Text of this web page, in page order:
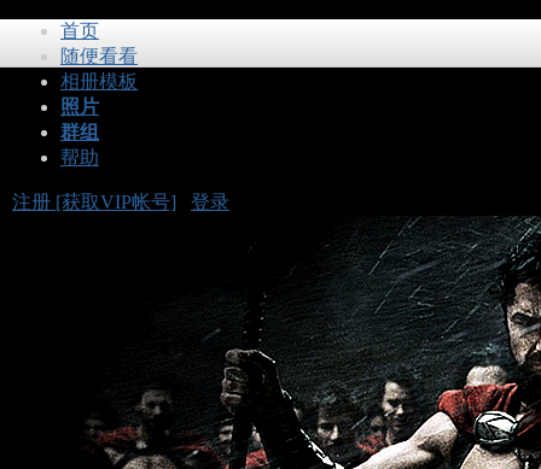
首页
随便看看
相册模板
照片
群组
帮助
注册 [获取VIP帐号] 登录